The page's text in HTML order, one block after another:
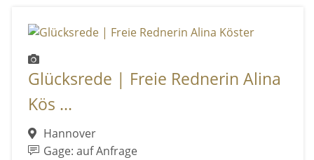
Glücksrede | Freie Rednerin Alina
Kös ...
Hannover
Gage: auf Anfrage